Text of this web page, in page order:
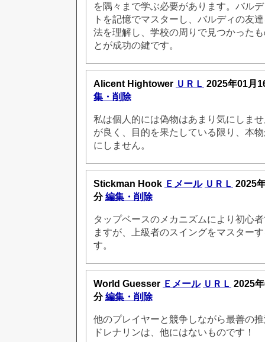
を隅々まで学ぶ必要があります。バル
トを記憶でマスターし、バルディの友
法を理解し、学校の周りで見つかった
とが成功の鍵です。
Alicent Hightower ＵＲＬ 2025年01月
集・削除
私は個人的には偽物はあまり気にしま
が良く、目的を果たしている限り、本
にしません。
Stickman Hook Ｅメール ＵＲＬ 2025
分編集・削除
タップベースのメカニズムにより初心
ますが、上級者のスイングをマスター
す。
World Guesser Ｅメール ＵＲＬ 2025
分編集・削除
他のプレイヤーと競争しながら最善の
ドレナリンは、他にはないものです！